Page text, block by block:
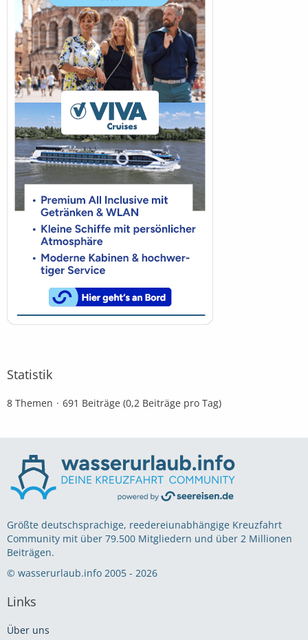
Statistik
8 Themen 691 Beiträge (0,2 Beiträge pro Tag)
Größte deutschsprachige, reedereiunabhängige Kreuzfahrt
Community mit über 79.500 Mitgliedern und über 2 Millionen
Beiträgen.
© wasserurlaub.info 2005 - 2026
Links
Über uns